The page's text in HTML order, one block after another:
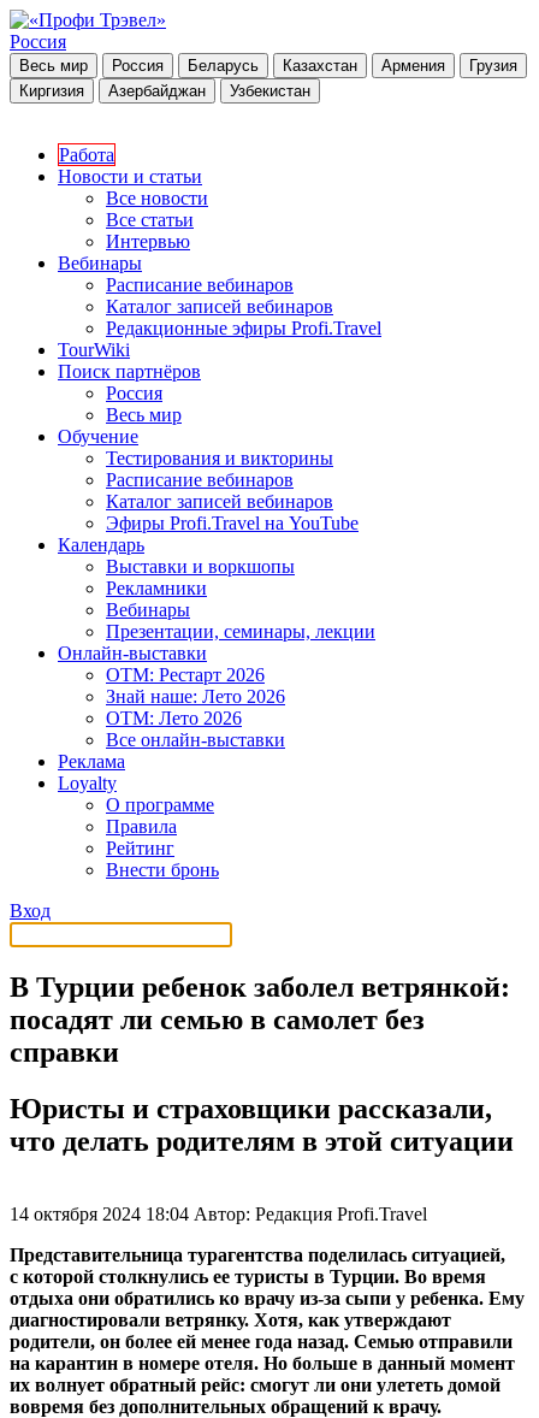
Россия
Весь мир Россия Беларусь Казахстан Армения
Грузия
Киргизия
Азербайджан Узбекистан
Работа
Новости и статьи
Все новости
Все статьи
Интервью
Вебинары
Расписание вебинаров
Каталог записей вебинаров
Редакционные эфиры Profi.Travel
TourWiki
Поиск партнёров
Россия
Весь мир
Обучение
Тестирования и викторины
Расписание вебинаров
Каталог записей вебинаров
Эфиры Profi.Travel на YouTube
Календарь
Выставки и воркшопы
Рекламники
Вебинары
Презентации, семинары, лекции
Онлайн-выставки
OTM: Рестарт 2026
Знай наше: Лето 2026
OTM: Лето 2026
Все онлайн-выставки
Реклама
Loyalty
О программе
Правила
Рейтинг
Внести бронь
Вход
В Турции ребенок заболел ветрянкой:
посадят ли семью в самолет без
справки
Юристы и страховщики рассказали,
что делать родителям в этой ситуации
14 октября 2024 18:04 Автор: Редакция Profi.Travel
Представительница турагентства поделилась ситуацией,
с которой столкнулись ее туристы в Турции. Во время
отдыха они обратились ко врачу из-за сыпи у ребенка. Ему
диагностировали ветрянку. Хотя, как утверждают
родители, он более ей менее года назад. Семью отправили
на карантин в номере отеля. Но больше в данный момент
их волнует обратный рейс: смогут ли они улететь домой
вовремя без дополнительных обращений к врачу.